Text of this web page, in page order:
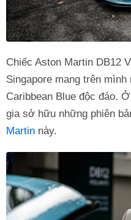
Chiếc Aston Martin DB12
Singapore mang trên
Caribbean Blue độc đáo.
gia sở hữu những phiên
Martin này.